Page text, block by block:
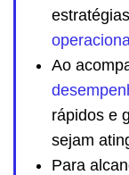
Ao
rápidos e
sejam
Para